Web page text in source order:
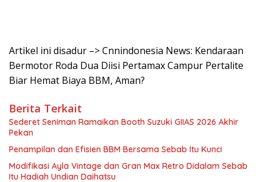
Artikel ini disadur –> Cnnindonesia News: Kendaraan
Bermotor Roda Dua Diisi Pertamax Campur Pertalite
Biar Hemat Biaya BBM, Aman?
Berita Terkait
Sederet Seniman Ramaikan Booth Suzuki GIIAS 2026 Akhir
Pekan
Penampilan dan Efisien BBM Bersama Sebab Itu Kunci
Modifikasi Ayla Vintage dan Gran Max Retro Didalam Sebab
Itu Hadiah Undian Daihatsu